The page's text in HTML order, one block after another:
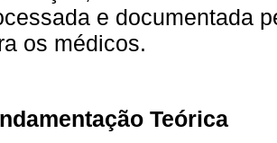
e documentada
os médicos.
Teórica